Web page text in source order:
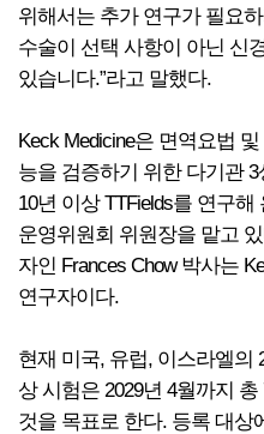
위해서는 추가 연구가 필요
수술이 선택 사항이 아닌 신
있습니다.”라고 말했다.
Keck Medicine은 면역요법
능을 검증하기 위한 다기관
10년 이상 TTFields를 연구
운영위원회 위원장을 맡고
자인 Frances Chow 박사는
연구자이다.
현재 미국, 유럽, 이스라엘의
상 시험은 2029년 4월까지
것을 목표로 한다. 등록 대상